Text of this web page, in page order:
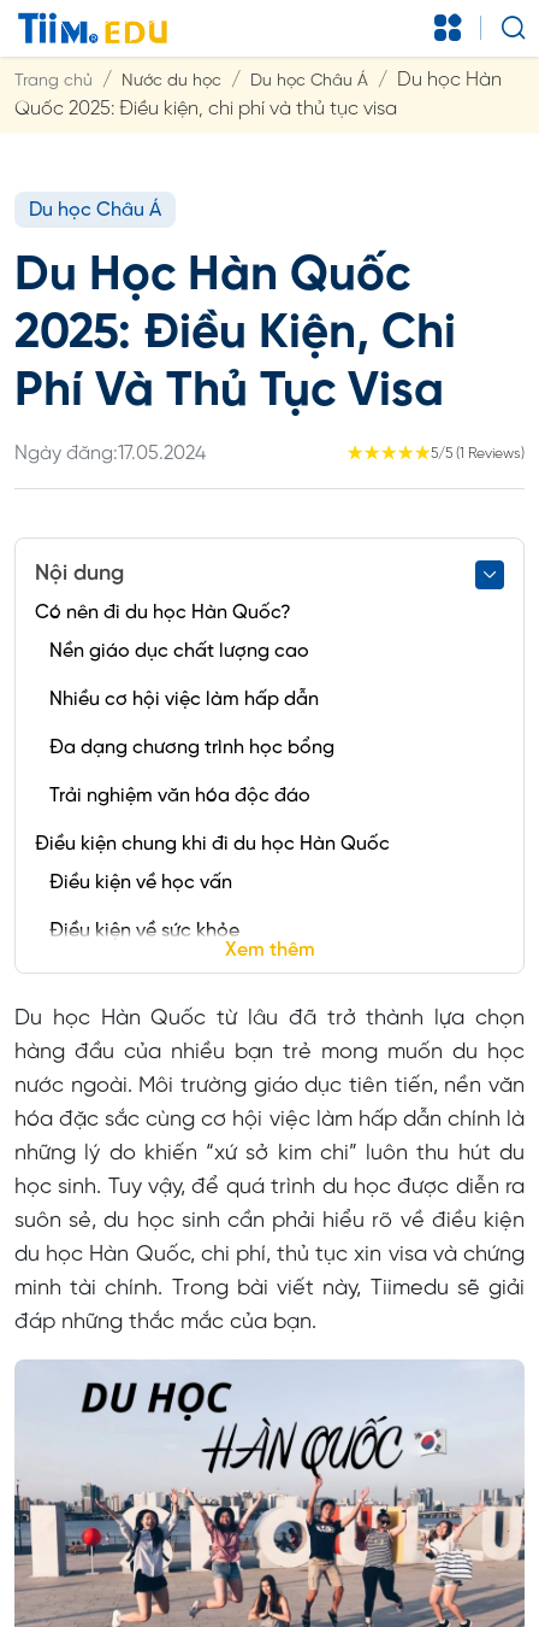
Trang chủ Nước du học Du học Châu Á
Du học Hàn
Quốc 2025: Điều kiện, chi phí và thủ tục visa
Du học Châu Á
Du Học Hàn Quốc
2025: Điều Kiện, Chi
Phí Và Thủ Tục Visa
Ngày đăng:17.05.2024 ☆
☆
☆
☆
☆ 5/5 (1 Reviews)
Nội dung
Có nên đi du học Hàn Quốc?
Nền giáo dục chất lượng cao
Nhiều cơ hội việc làm hấp dẫn
Đa dạng chương trình học bổng
Trải nghiệm văn hóa độc đáo
Điều kiện chung khi đi du học Hàn Quốc
Điều kiện về học vấn
Điều kiện về sức khỏe
Điều kiện về tài chính
Điều kiện xuất thân
Điều kiện phỏng vấn visa
Các chương trình du học Hàn Quốc
Du học tiếng Hàn
Du học Hàn hệ cao đẳng và đại học
Du học thạc sĩ tại Hàn Quốc 2025
Điều kiện xét tuyển du học Hàn Quốc của các
trường
top đầu
Điều kiện xét du học Hàn tại các trường đại học
top 2
Điều kiện xét du học Hàn tại các trường phổ thông
Chi phí du học Hàn Quốc cần bao nhiêu tiền 2025?
Chi phí học tiếng Hàn
Xem thêm
Du học Hàn Quốc từ lâu đã trở thành lựa chọn
hàng đầu của nhiều bạn trẻ mong muốn du học
nước ngoài. Môi trường giáo dục tiên tiến, nền văn
hóa đặc sắc cùng cơ hội việc làm hấp dẫn chính là
những lý do khiến “xứ sở kim chi” luôn thu hút du
học sinh. Tuy vậy, để quá trình du học được diễn ra
suôn sẻ, du học sinh cần phải hiểu rõ về điều kiện
du học Hàn Quốc, chi phí, thủ tục xin visa và chứng
minh tài chính. Trong bài viết này, Tiimedu sẽ giải
đáp những thắc mắc của bạn.